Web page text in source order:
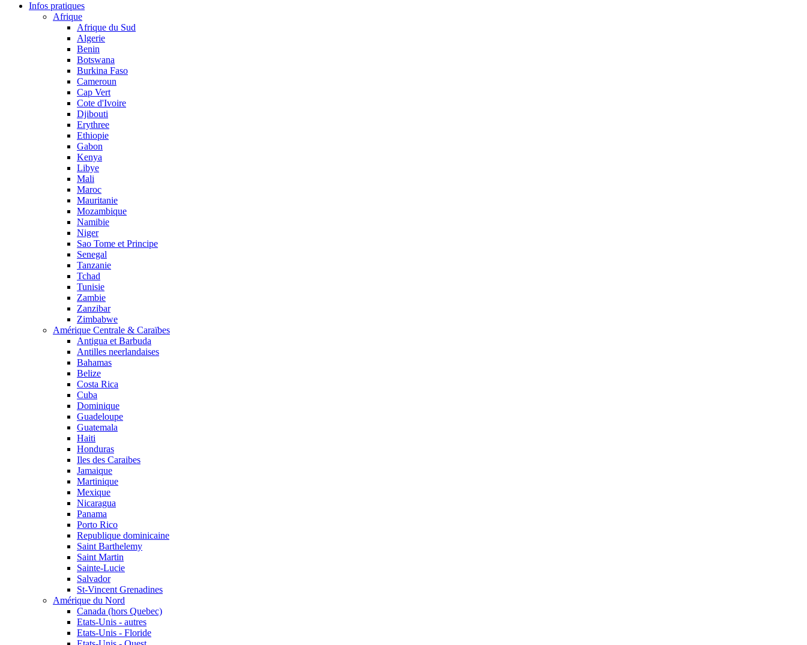
Infos pratiques
Afrique
Afrique du Sud
Algerie
Benin
Botswana
Burkina Faso
Cameroun
Cap Vert
Cote d'Ivoire
Djibouti
Erythree
Ethiopie
Gabon
Kenya
Libye
Mali
Maroc
Mauritanie
Mozambique
Namibie
Niger
Sao Tome et Principe
Senegal
Tanzanie
Tchad
Tunisie
Zambie
Zanzibar
Zimbabwe
Amérique Centrale & Caraïbes
Antigua et Barbuda
Antilles neerlandaises
Bahamas
Belize
Costa Rica
Cuba
Dominique
Guadeloupe
Guatemala
Haiti
Honduras
Iles des Caraibes
Jamaique
Martinique
Mexique
Nicaragua
Panama
Porto Rico
Republique dominicaine
Saint Barthelemy
Saint Martin
Sainte-Lucie
Salvador
St-Vincent Grenadines
Amérique du Nord
Canada (hors Quebec)
Etats-Unis - autres
Etats-Unis - Floride